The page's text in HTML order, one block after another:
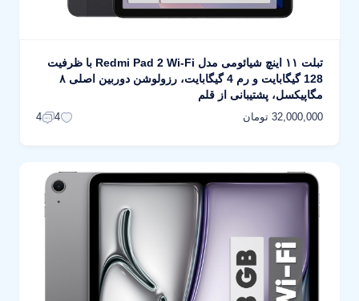
تبلت ۱۱ اینچ شیائومی مدل Redmi Pad 2 Wi-Fi با ظرفیت
128 گیگابایت و رم 4 گیگابایت، رزولوشن دوربین اصلی ۸
مگاپیکسل، پشتیبانی از قلم
32,000,000 تومان 4
4